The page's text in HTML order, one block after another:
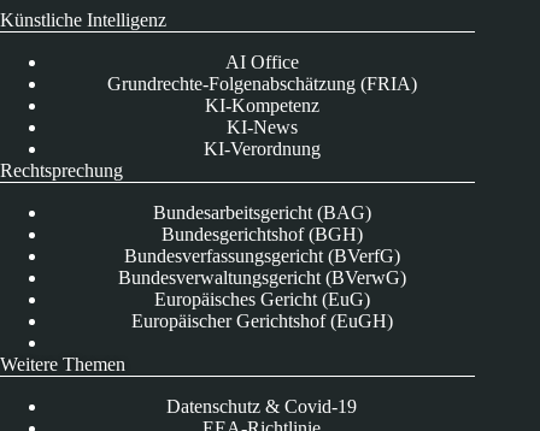
Künstliche Intelligenz
AI Office
Grundrechte-Folgenabschätzung (FRIA)
KI-Kompetenz
KI-News
KI-Verordnung
Rechtsprechung
Bundesarbeitsgericht (BAG)
Bundesgerichtshof (BGH)
Bundesverfassungsgericht (BVerfG)
Bundesverwaltungsgericht (BVerwG)
Europäisches Gericht (EuG)
Europäischer Gerichtshof (EuGH)
Weitere Themen
Datenschutz & Covid-19